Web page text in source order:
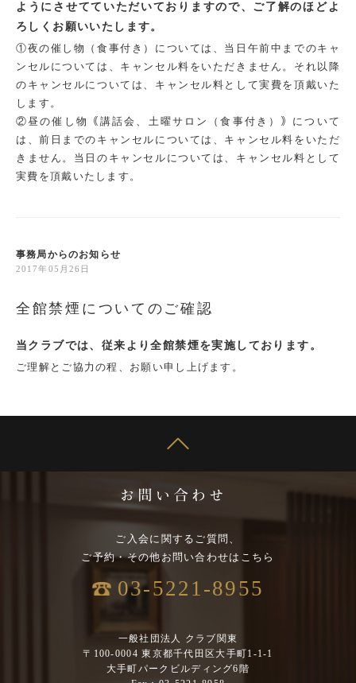
ようにさせてていただいておりますので、ご了解のほどよ
ろしくお願いいたします。
①夜の催し物（食事付き）については、当日午前中までのキャ
ンセルについては、キャンセル料をいただきません。それ以降
のキャンセルについては、キャンセル料として実費を頂戴いた
します。
②昼の催し物｟講話会、土曜サロン（食事付き）｠について
は、前日までのキャンセルについては、キャンセル料をいただ
きません。当日のキャンセルについては、キャンセル料として
実費を頂戴いたします。
事務局からのお知らせ
2017年05月26日
全館禁煙についてのご確認
当クラブでは、従来より全館禁煙を実施しております。
ご理解とご協力の程、お願い申し上げます。
ご入会に関するご質問、
ご予約・その他お問い合わせはこちら
03-5221-8955
一般社団法人 クラブ関東
〒100-0004 東京都千代田区大手町1-1-1
大手町パークビルディング6階